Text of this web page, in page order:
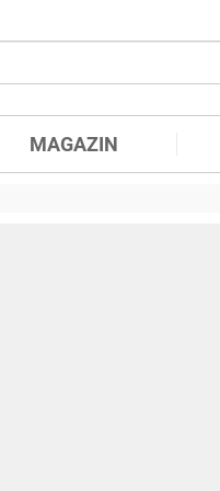
MAGAZIN